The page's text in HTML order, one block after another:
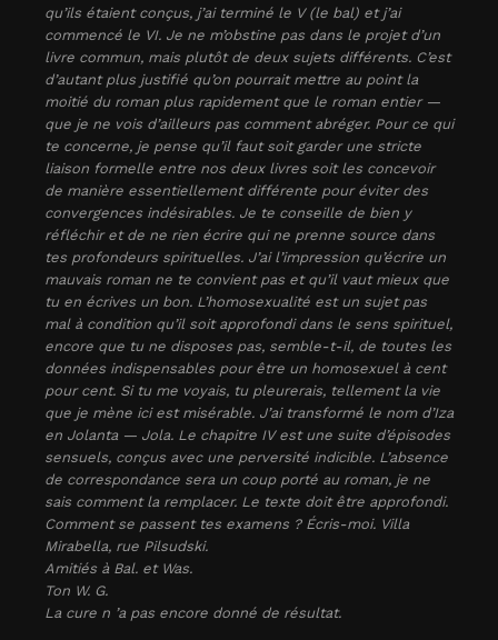
qu’ils étaient conçus, j’ai terminé le V (le bal) et j’ai
commencé le VI. Je ne m’obstine pas dans le projet d’un
livre commun, mais plutôt de deux sujets différents. C’est
d’autant plus justifié qu’on pourrait mettre au point la
moitié du roman plus rapidement que le roman entier —
que je ne vois d’ailleurs pas comment abréger. Pour ce qui
te concerne, je pense qu’il faut soit garder une stricte
liaison formelle entre nos deux livres soit les concevoir
de manière essentiellement différente pour éviter des
convergences indésirables. Je te conseille de bien y
réfléchir et de ne rien écrire qui ne prenne source dans
tes profondeurs spirituelles. J’ai l’impression qu’écrire un
mauvais roman ne te convient pas et qu’il vaut mieux que
tu en écrives un bon. L’homosexualité est un sujet pas
mal à condition qu’il soit approfondi dans le sens spirituel,
encore que tu ne disposes pas, semble-t-il, de toutes les
données indispensables pour être un homosexuel à cent
pour cent. Si tu me voyais, tu pleurerais, tellement la vie
que je mène ici est misérable. J’ai transformé le nom d’Iza
en Jolanta — Jola. Le chapitre IV est une suite d’épisodes
sensuels, conçus avec une perversité indicible. L’absence
de correspondance sera un coup porté au roman, je ne
sais comment la remplacer. Le texte doit être approfondi.
Comment se passent tes examens ? Écris-moi. Villa
Mirabella, rue Pilsudski.
Amitiés à Bal. et Was.
Ton W. G.
La cure n ’a pas encore donné de résultat.